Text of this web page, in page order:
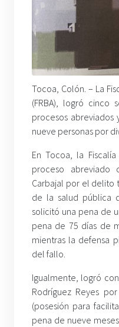
Tocoa, Colón. – La
(FRBA), logró cinco
procesos
nueve personas por
En Tocoa, la
proceso abreviado
Carbajal por el delito
de la salud pública
solicitó una pena de
pena de 75 días de
mientras la defensa
del fallo.
Igualmente, logró
Rodríguez Reyes
(posesión para
pena de nueve